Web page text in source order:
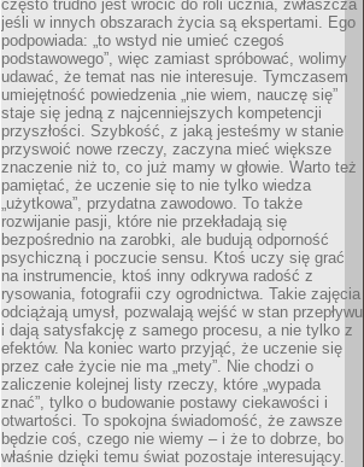
często trudno jest wrócić do roli ucznia, zwłaszcza
jeśli w innych obszarach życia są ekspertami. Ego
podpowiada: „to wstyd nie umieć czegoś
podstawowego”, więc zamiast spróbować, wolimy
udawać, że temat nas nie interesuje. Tymczasem
umiejętność powiedzenia „nie wiem, nauczę się”
staje się jedną z najcenniejszych kompetencji
przyszłości. Szybkość, z jaką jesteśmy w stanie
przyswoić nowe rzeczy, zaczyna mieć większe
znaczenie niż to, co już mamy w głowie. Warto też
pamiętać, że uczenie się to nie tylko wiedza
„użytkowa”, przydatna zawodowo. To także
rozwijanie pasji, które nie przekładają się
bezpośrednio na zarobki, ale budują odporność
psychiczną i poczucie sensu. Ktoś uczy się grać
na instrumencie, ktoś inny odkrywa radość z
rysowania, fotografii czy ogrodnictwa. Takie zajęcia
odciążają umysł, pozwalają wejść w stan przepływu
i dają satysfakcję z samego procesu, a nie tylko z
efektów. Na koniec warto przyjąć, że uczenie się
przez całe życie nie ma „mety”. Nie chodzi o
zaliczenie kolejnej listy rzeczy, które „wypada
znać”, tylko o budowanie postawy ciekawości i
otwartości. To spokojna świadomość, że zawsze
będzie coś, czego nie wiemy – i że to dobrze, bo
właśnie dzięki temu świat pozostaje interesujący.